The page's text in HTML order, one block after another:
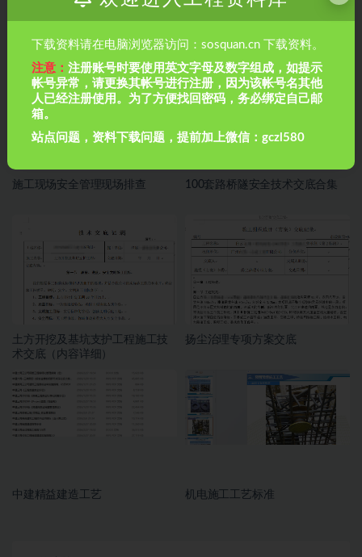
管理等
施工现场安全管理现场排查 100套路桥隧安全技术交底合集
土方开挖及基坑支护工程施工技
术交底（内容详细）
扬尘治理专项方案交底
中建精益建造工艺 机电施工工艺标准
下载资料请在电脑浏览器访问：sosquan.cn 下载资料。
注意：注册账号时要使用英文字母及数字组成，如提示
帐号异常，请更换其帐号进行注册，因为该帐号名其他
人已经注册使用。为了方便找回密码，务必绑定自己邮
箱。
站点问题，资料下载问题，提前加上微信：gczl580